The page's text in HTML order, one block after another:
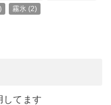
霧氷 (2)
してます